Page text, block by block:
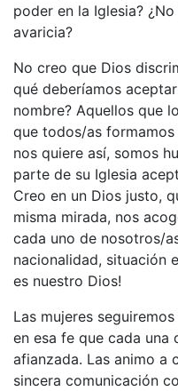
poder en la Iglesia?
avaricia?
No creo que Dios
qué deberíamos
nombre? Aquellos que
que todos/as
nos quiere así, somos
parte de su Iglesia
Creo en un Dios justo,
misma mirada, nos
cada uno de nosotros/
nacionalidad, situación
es nuestro Dios!
Las mujeres
en esa fe que cada una
afianzada. Las animo a
sincera comunicación